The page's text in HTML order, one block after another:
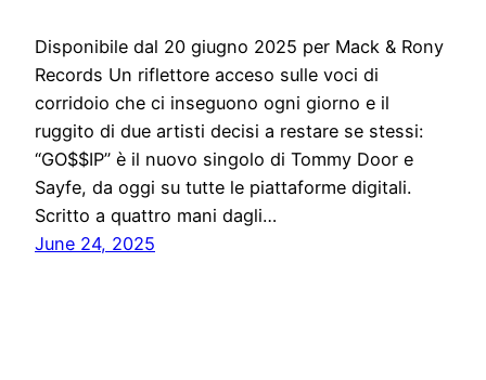
Disponibile dal 20 giugno 2025 per Mack & Rony
Records Un riflettore acceso sulle voci di
corridoio che ci inseguono ogni giorno e il
ruggito di due artisti decisi a restare se stessi:
“GO$$IP” è il nuovo singolo di Tommy Door e
Sayfe, da oggi su tutte le piattaforme digitali.
Scritto a quattro mani dagli…
June 24, 2025